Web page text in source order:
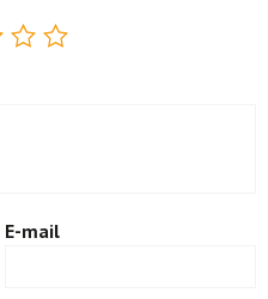
E-mail